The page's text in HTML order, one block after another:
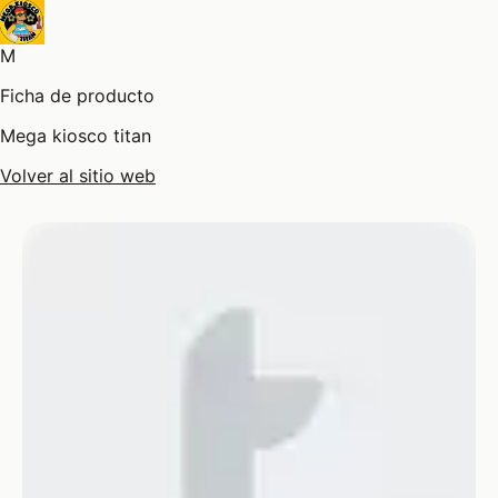
M
Ficha de producto
Mega kiosco titan
Volver al sitio web